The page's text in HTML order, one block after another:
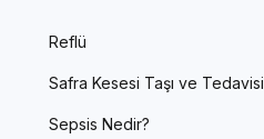
Reflü
Safra Kesesi Taşı ve Tedavisi
Sepsis Nedir?